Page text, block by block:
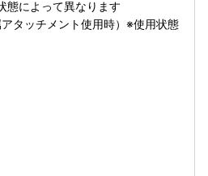
態によって異なります
タッチメント使用時）※使用状態